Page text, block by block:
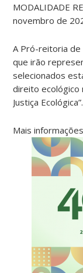
MODALIDADE
novembro de
A Pró-reitoria
que irão
selecionados
direito ecológico
Justiça Ecológica”.
Mais